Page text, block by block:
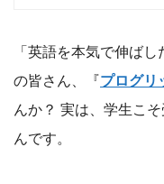
「英語を本気で伸ば
の皆さん、『プログリ
んか？ 実は、学生こ
んです。